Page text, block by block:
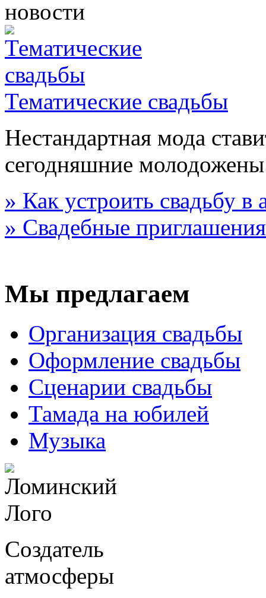
новости
Тематические свадьбы
Нестандартная мода
сегодняшние
» Как устроить свадьбу в
» Свадебные приглашения
Мы предлагаем
Организация свадьбы
Оформление свадьбы
Сценарии свадьбы
Тамада на юбилей
Музыка
Создатель
атмосферы